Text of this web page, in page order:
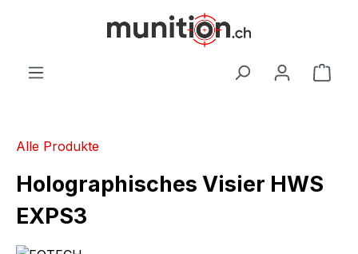
Alle Produkte
Holographisches Visier HWS
EXPS3